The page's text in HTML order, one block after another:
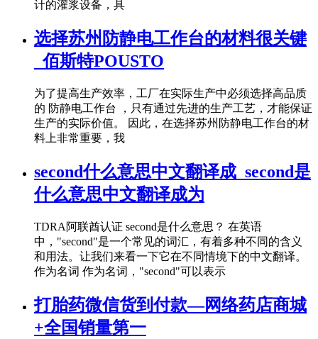
计的灌浆设备，具
选择苏州防静电工作台的材料很关键
_佰斯特POUSTO
为了提高生产效率，工厂在实际生产中必须选择高品质
的 防静电工作台 ，只有通过先进的生产工艺，才能保证
生产的实际价值。 因此，在选择苏州防静电工作台的材
料上非常重要，我
second什么意思中文翻译成_second是
什么意思中文翻译成为
TDRA阿联酋认证 second是什么意思？ 在英语
中，"second"是一个常见的词汇，有着多种不同的含义
和用法。让我们来看一下它在不同情境下的中文翻译。
作为名词 作为名词，"second"可以表示
打胎药微信货到付款—网络药店商城
+全国销量第一